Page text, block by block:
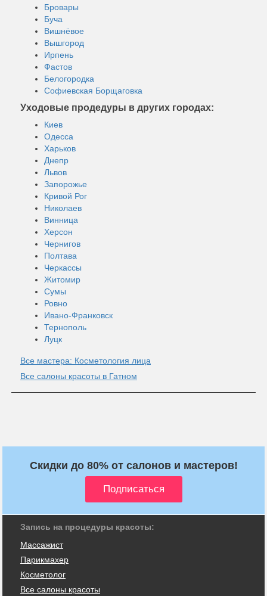
Бровары
Буча
Вишнёвое
Вышгород
Ирпень
Фастов
Белогородка
Софиевская Борщаговка
Уходовые продедуры в других городах:
Киев
Одесса
Харьков
Днепр
Львов
Запорожье
Кривой Рог
Николаев
Винница
Херсон
Чернигов
Полтава
Черкассы
Житомир
Сумы
Ровно
Ивано-Франковск
Тернополь
Луцк
Все мастера: Косметология лица
Все салоны красоты в Гатном
Скидки до 80% от салонов и мастеров!
Запись на процедуры красоты:
Массажист
Парикмахер
Косметолог
Все салоны красоты